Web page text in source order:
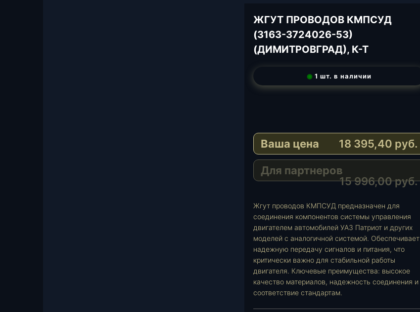
ЖГУТ ПРОВОДОВ КМПСУД
(3163-3724026-53)
(ДИМИТРОВГРАД), К-Т
◉ 1 шт. в наличии
e
r
a
m
a
s
A
p
a
i
l
Ваша цена 18 395,40 руб.
Для партнеров
15 996,00руб.
Жгут проводов КМПСУД предназначен для
соединения компонентов системы управления
двигателем автомобилей УАЗ Патриот и других
моделей с аналогичной системой. Обеспечивает
надежную передачу сигналов и питания, что
критически важно для стабильной работы
двигателя. Ключевые преимущества: высокое
качество материалов, надежность соединения и
соответствие стандартам.